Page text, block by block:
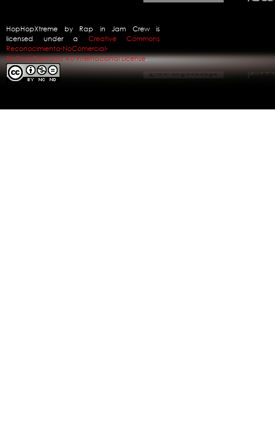
HopHopXtreme by Rap in Jam Crewis
licensed under a Creative Commons
Reconocimiento-NoComercial-
SinObraDerivada 4.0 Internacional License.